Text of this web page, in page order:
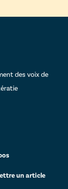
des voix de
un article